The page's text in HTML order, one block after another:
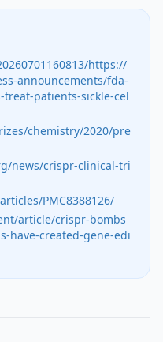
https://
announcements/fda-
patients-sickle-cel
chemistry/2020/pre
news/crispr-clinical-tri
PMC8388126/
article/crispr-bombs
have-created-gene-edi